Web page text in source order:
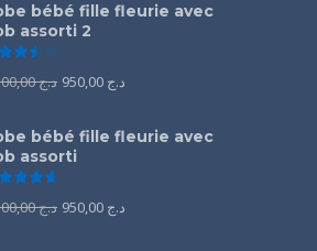
bébé fille fleurie avec
assorti 2
د.ج1.300,00 د.ج
bébé fille fleurie avec
assorti
د.ج1.300,00 د.ج